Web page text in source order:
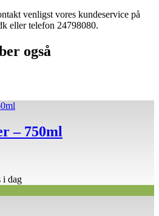
venligst vores kundeservice på
eller telefon 24798080.
også
– 750ml
i dag